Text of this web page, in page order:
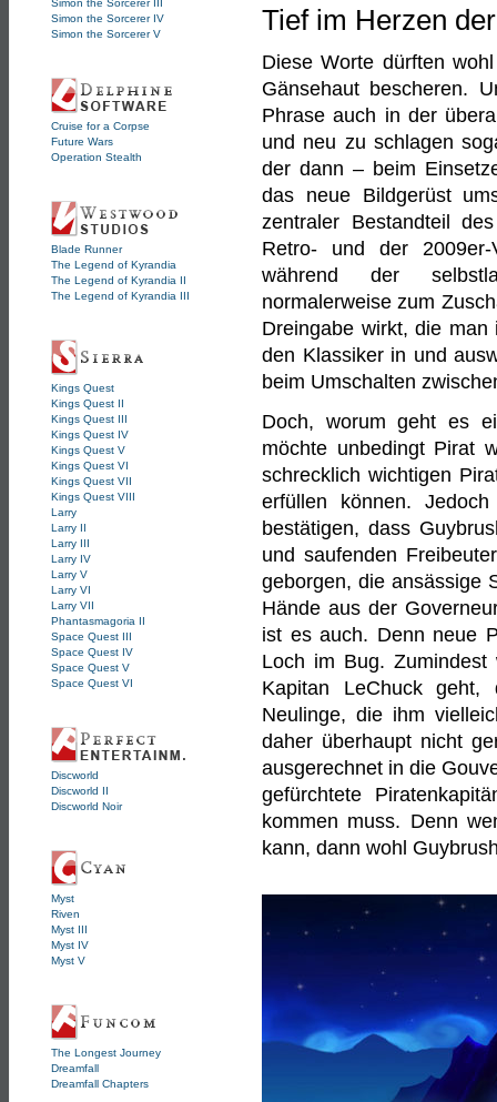
Simon the Sorcerer III
Simon the Sorcerer IV
Simon the Sorcerer V
Cruise for a Corpse
Future Wars
Operation Stealth
Blade Runner
The Legend of Kyrandia
The Legend of Kyrandia II
The Legend of Kyrandia III
Kings Quest
Kings Quest II
Kings Quest III
Kings Quest IV
Kings Quest V
Kings Quest VI
Kings Quest VII
Kings Quest VIII
Larry
Larry II
Larry III
Larry IV
Larry V
Larry VI
Larry VII
Phantasmagoria II
Space Quest III
Space Quest IV
Space Quest V
Space Quest VI
Discworld
Discworld II
Discworld Noir
Myst
Riven
Myst III
Myst IV
Myst V
The Longest Journey
Dreamfall
Dreamfall Chapters
Tief im Herzen
Diese Worte dürften
Gänsehaut bescheren.
Phrase auch in der
und neu zu schlagen
der dann – beim
das neue Bildgerüst
zentraler Bestandteil
Retro- und der
während der
normalerweise zum
Dreingabe wirkt, die
den Klassiker in und
beim Umschalten
Doch, worum geht es
möchte unbedingt Pirat
schrecklich wichtigen
erfüllen können.
bestätigen, dass
und saufenden
geborgen, die ansässige
Hände aus der
ist es auch. Denn neue
Loch im Bug. Zumindest
Kapitan LeChuck
Neulinge, die ihm
daher überhaupt nicht
ausgerechnet in die
gefürchtete
kommen muss. Denn
kann, dann wohl